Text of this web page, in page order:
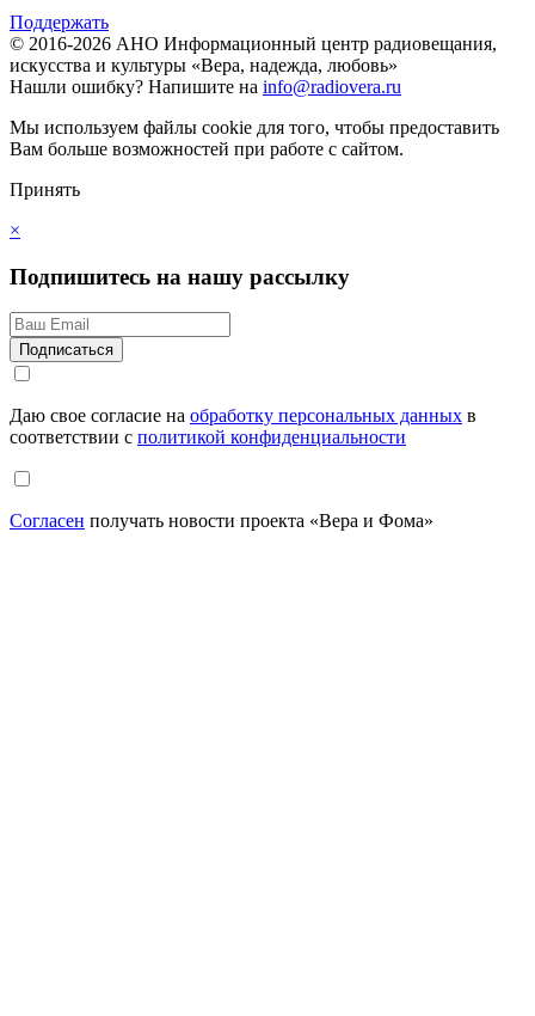
Поддержать
© 2016-2026 АНО Информационный центр радиовещания,
искусства и культуры «Вера, надежда, любовь»
Нашли ошибку? Напишите на info@radiovera.ru
Мы используем файлы cookie для того, чтобы предоставить
Вам больше возможностей при работе с сайтом.
Принять
×
Подпишитесь на нашу рассылку
Даю свое согласие на обработку персональных данных в
соответствии с политикой конфиденциальности
Согласен получать новости проекта «Вера и Фома»